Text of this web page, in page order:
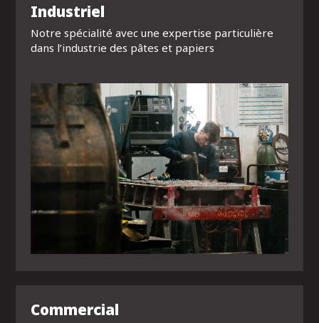
Industriel
Notre spécialité avec une expertise particulière
dans l’industrie des pâtes et papiers
Commercial